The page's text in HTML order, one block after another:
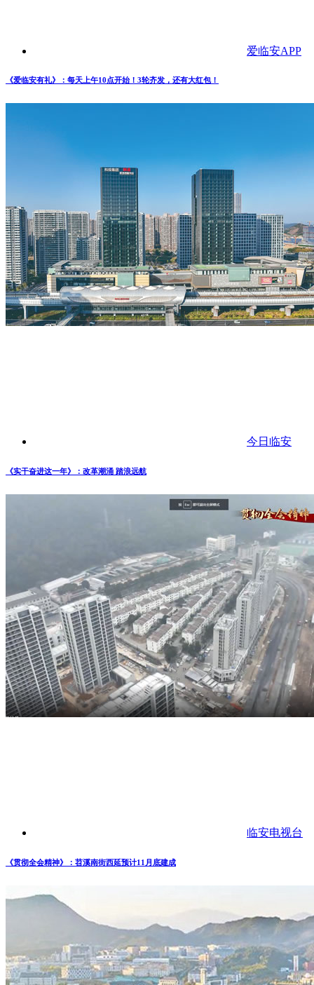
爱临安APP
《爱临安有礼》：每天上午10点开始！3轮齐发，还有大红包！
今日临安
《实干奋进这一年》：改革潮涌 踏浪远航
临安电视台
《贯彻全会精神》：苕溪南街西延预计11月底建成